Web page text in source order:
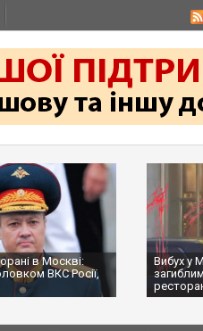
у Москві з трьома
ЗМІ пишуть, що в